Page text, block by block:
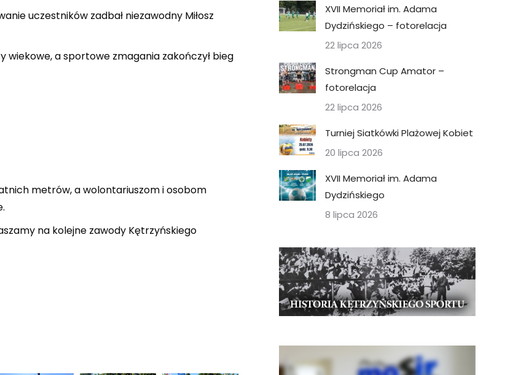
uczestników zadbał niezawodny Miłosz
wiekowe, a sportowe zmagania zakończył bieg
metrów, a wolontariuszom i osobom
na kolejne zawody Kętrzyńskiego
XVII Memoriał im. Adama
Dydzińskiego – fotorelacja
22 lipca 2026
Strongman Cup Amator –
fotorelacja
22 lipca 2026
Turniej Siatkówki Plażowej Kobiet
20 lipca 2026
XVII Memoriał im. Adama
Dydzińskiego
8 lipca 2026